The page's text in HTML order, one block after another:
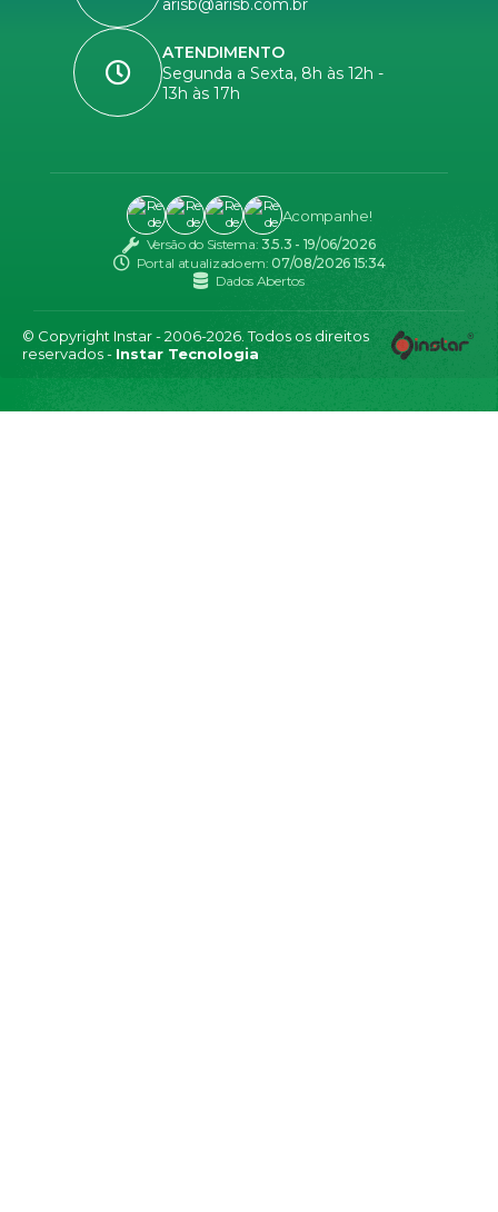
arisb@arisb.com.br
ATENDIMENTO
Segunda a Sexta, 8h às 12h -
13h às 17h
Versão do Sistema: 3.5.3 - 19/06/2026
Portal atualizado em:07/08/2026 15:34
Dados Abertos
Acompanhe!
© Copyright Instar - 2006-2026. Todos os direitos
reservados - Instar Tecnologia